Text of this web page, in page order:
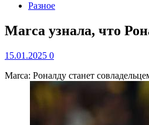
Разное
Marca узнала, что
15.01.2025 0
Marca: Роналду станет